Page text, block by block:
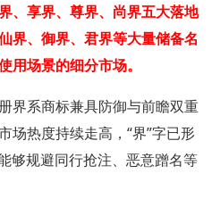
、享界、尊界、尚界五大落地
界、御界、君界等大量储备名
用场景的细分市场。
界系商标兼具防御与前瞻双重
场热度持续走高，“界”字已形
够规避同行抢注、恶意蹭名等